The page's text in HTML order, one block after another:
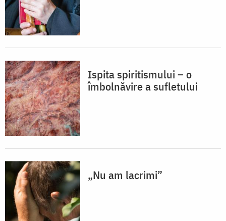
Ispita spiritismului – o
îmbolnăvire a sufletului
„Nu am lacrimi”